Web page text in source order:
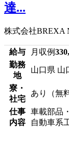
達...
株式会社BREXA
給与 月収例
勤務
地
山口県 山
寮・
社宅
あり（無
仕事
内容
車載部品
自動車系